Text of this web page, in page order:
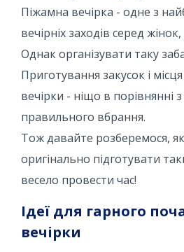
Піжамна вечірка - одне з
вечірніх заходів серед жінок,
Однак організувати таку
Приготування закусок і
вечірки - ніщо в порівнянні
правильного вбрання.
Тож давайте розберемося,
оригінально підготувати
весело провести час!
Ідеї для гарного
вечірки